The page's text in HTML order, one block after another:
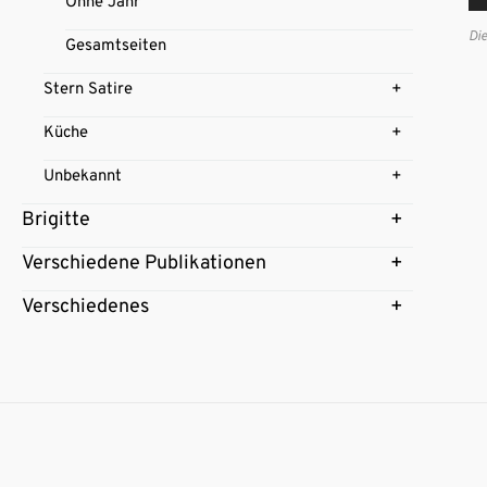
Gesamtseiten
Stern Satire
Küche
Unbekannt
Brigitte
Verschiedene Publikationen
Verschiedenes